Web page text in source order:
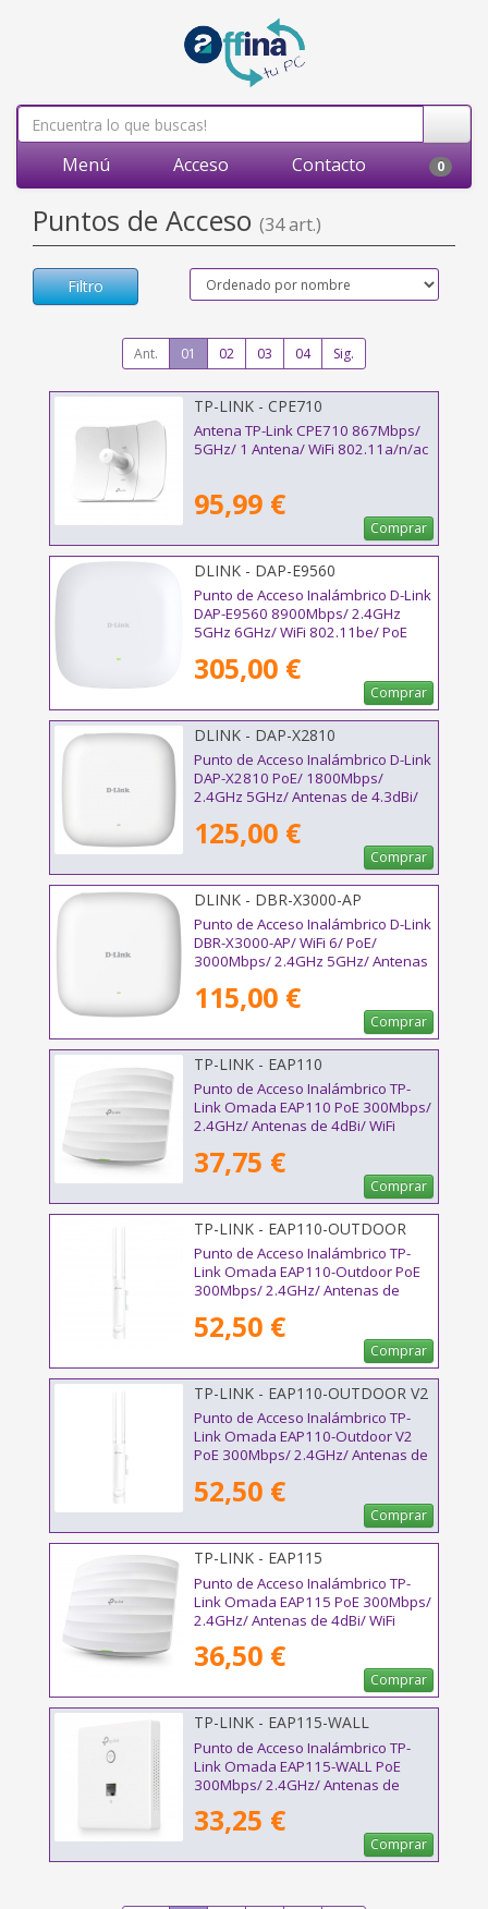
Menú Acceso Contacto 0
Puntos de Acceso (34 art.)
Filtro
Ant. 01 02 03 04 Sig.
TP-LINK - CPE710
Antena TP-Link CPE710 867Mbps/
5GHz/ 1 Antena/ WiFi 802.11a/n/ac
95,99 €
Comprar
DLINK - DAP-E9560
Punto de Acceso Inalámbrico D-Link
DAP-E9560 8900Mbps/ 2.4GHz
5GHz 6GHz/ WiFi 802.11be/ PoE
305,00 €
Comprar
DLINK - DAP-X2810
Punto de Acceso Inalámbrico D-Link
DAP-X2810 PoE/ 1800Mbps/
2.4GHz 5GHz/ Antenas de 4.3dBi/
125,00 €
Comprar
DLINK - DBR-X3000-AP
Punto de Acceso Inalámbrico D-Link
DBR-X3000-AP/ WiFi 6/ PoE/
3000Mbps/ 2.4GHz 5GHz/ Antenas
115,00 €
Comprar
TP-LINK - EAP110
Punto de Acceso Inalámbrico TP-
Link Omada EAP110 PoE 300Mbps/
2.4GHz/ Antenas de 4dBi/ WiFi
37,75 €
Comprar
TP-LINK - EAP110-OUTDOOR
Punto de Acceso Inalámbrico TP-
Link Omada EAP110-Outdoor PoE
300Mbps/ 2.4GHz/ Antenas de
52,50 €
Comprar
TP-LINK - EAP110-OUTDOOR V2
Punto de Acceso Inalámbrico TP-
Link Omada EAP110-Outdoor V2
PoE 300Mbps/ 2.4GHz/ Antenas de
52,50 €
Comprar
TP-LINK - EAP115
Punto de Acceso Inalámbrico TP-
Link Omada EAP115 PoE 300Mbps/
2.4GHz/ Antenas de 4dBi/ WiFi
36,50 €
Comprar
TP-LINK - EAP115-WALL
Punto de Acceso Inalámbrico TP-
Link Omada EAP115-WALL PoE
300Mbps/ 2.4GHz/ Antenas de
33,25 €
Comprar